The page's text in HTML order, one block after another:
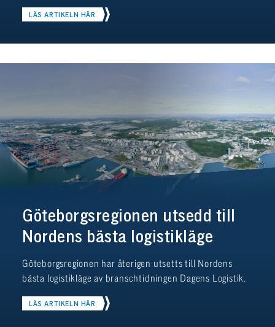
LÄS ARTIKELN HÄR
Göteborgsregionen utsedd till
Nordens bästa logistikläge
Göteborgsregionen har återigen utsetts till Nordens
bästa logistikläge av branschtidningen Dagens Logistik.
LÄS ARTIKELN HÄR